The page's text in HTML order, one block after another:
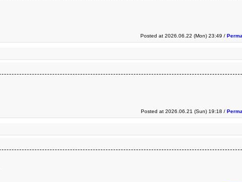
Posted at 2026.06.22 (Mon) 23:49 /
Posted at 2026.06.21 (Sun) 19:18 /